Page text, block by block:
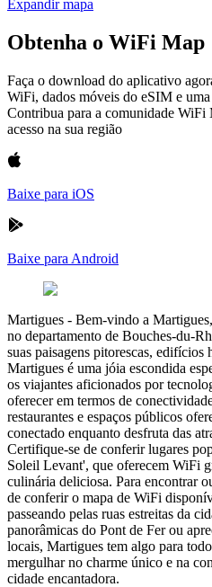
Expandir mapa
Obtenha o WiFi Map
Faça o download do aplicativo
WiFi, dados móveis do eSIM e
Contribua para a comunidade WiFi
acesso na sua região
Baixe para iOS
Baixe para Android
Martigues - Bem-vindo a
no departamento de Bouches-du-
suas paisagens pitorescas,
Martigues é uma jóia escondida
os viajantes aficionados por
oferecer em termos de
restaurantes e espaços públicos
conectado enquanto desfruta das
Certifique-se de conferir lugares
Soleil Levant', que oferecem WiFi
culinária deliciosa. Para encontrar
de conferir o mapa de WiFi
passeando pelas ruas estreitas da
panorâmicas do Pont de Fer ou
locais, Martigues tem algo para
mergulhar no charme único e na
cidade encantadora.